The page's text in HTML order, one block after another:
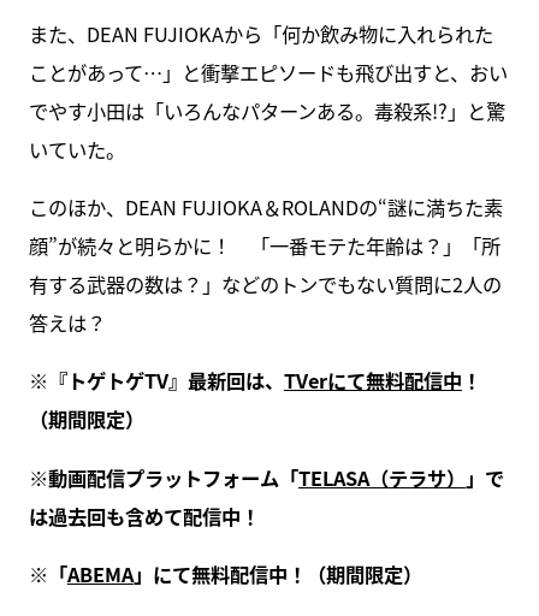
また、DEAN FUJIOKAから「何か飲み物に入れられた
ことがあって…」と衝撃エピソードも飛び出すと、おい
でやす小田は「いろんなパターンある。毒殺系!?」と驚
いていた。
このほか、DEAN FUJIOKA＆ROLANDの“謎に満ちた素
顔”が続々と明らかに！ 「一番モテた年齢は？」「所
有する武器の数は？」などのトンでもない質問に2人の
答えは？
※『トゲトゲTV』最新回は、 TVerにて無料配信中 ！
（期間限定）
※動画配信プラットフォーム「TELASA（テラサ） 」で
は過去回も含めて配信中！
※「ABEMA」にて無料配信中！（期間限定）